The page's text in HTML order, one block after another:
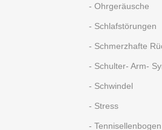
- Ohrgeräusche
- Schlafstörungen
- Schmerzhafte
- Schulter- Arm-
- Schwindel
- Stress
- Tennisellenbogen